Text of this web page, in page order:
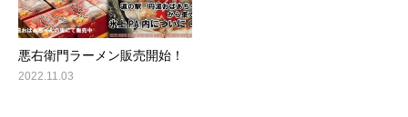
悪右衛門ラーメン販売開始！
2022.11.03